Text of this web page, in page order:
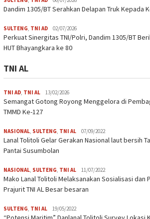
Dandim 1305/BT Serahkan Delapan Truk Kepada
SULTENG TNI AD 02/07/2026
Perkuat Sinergitas TNI/Polri, Dandim 1305/BT
HUT Bhayangkara ke 80
TNI AL
TNI AD, TNI AL 13/02/2026
Semangat Gotong Royong Menggelora di
TMMD Ke-127
NASIONAL, SULTENG, TNI AL 07/09/2022
Lanal Tolitoli Gelar Gerakan Nasional laut bersih
Pantai Susumbolan
NASIONAL, SULTENG, TNI AL 11/07/2022
Mako Lanal Tolitoli Melaksanakan Sosialisasi dan
Prajurit TNI AL Besar besaran
SULTENG, TNI AL 19/05/2022